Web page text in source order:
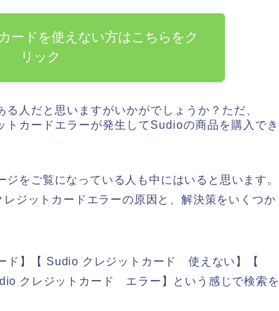
ードを使えない方はこちらをク
リック
人だと思いますがいかがでしょうか？ただ、
カードエラーが発生してSudioの商品を購入でき
をご覧になっている人も中にはいると思います。
ジットカードエラーの原因と、解決策をいくつか
ド】【 Sudio クレジットカード 使えない】【
クレジットカード エラー】という感じで検索を